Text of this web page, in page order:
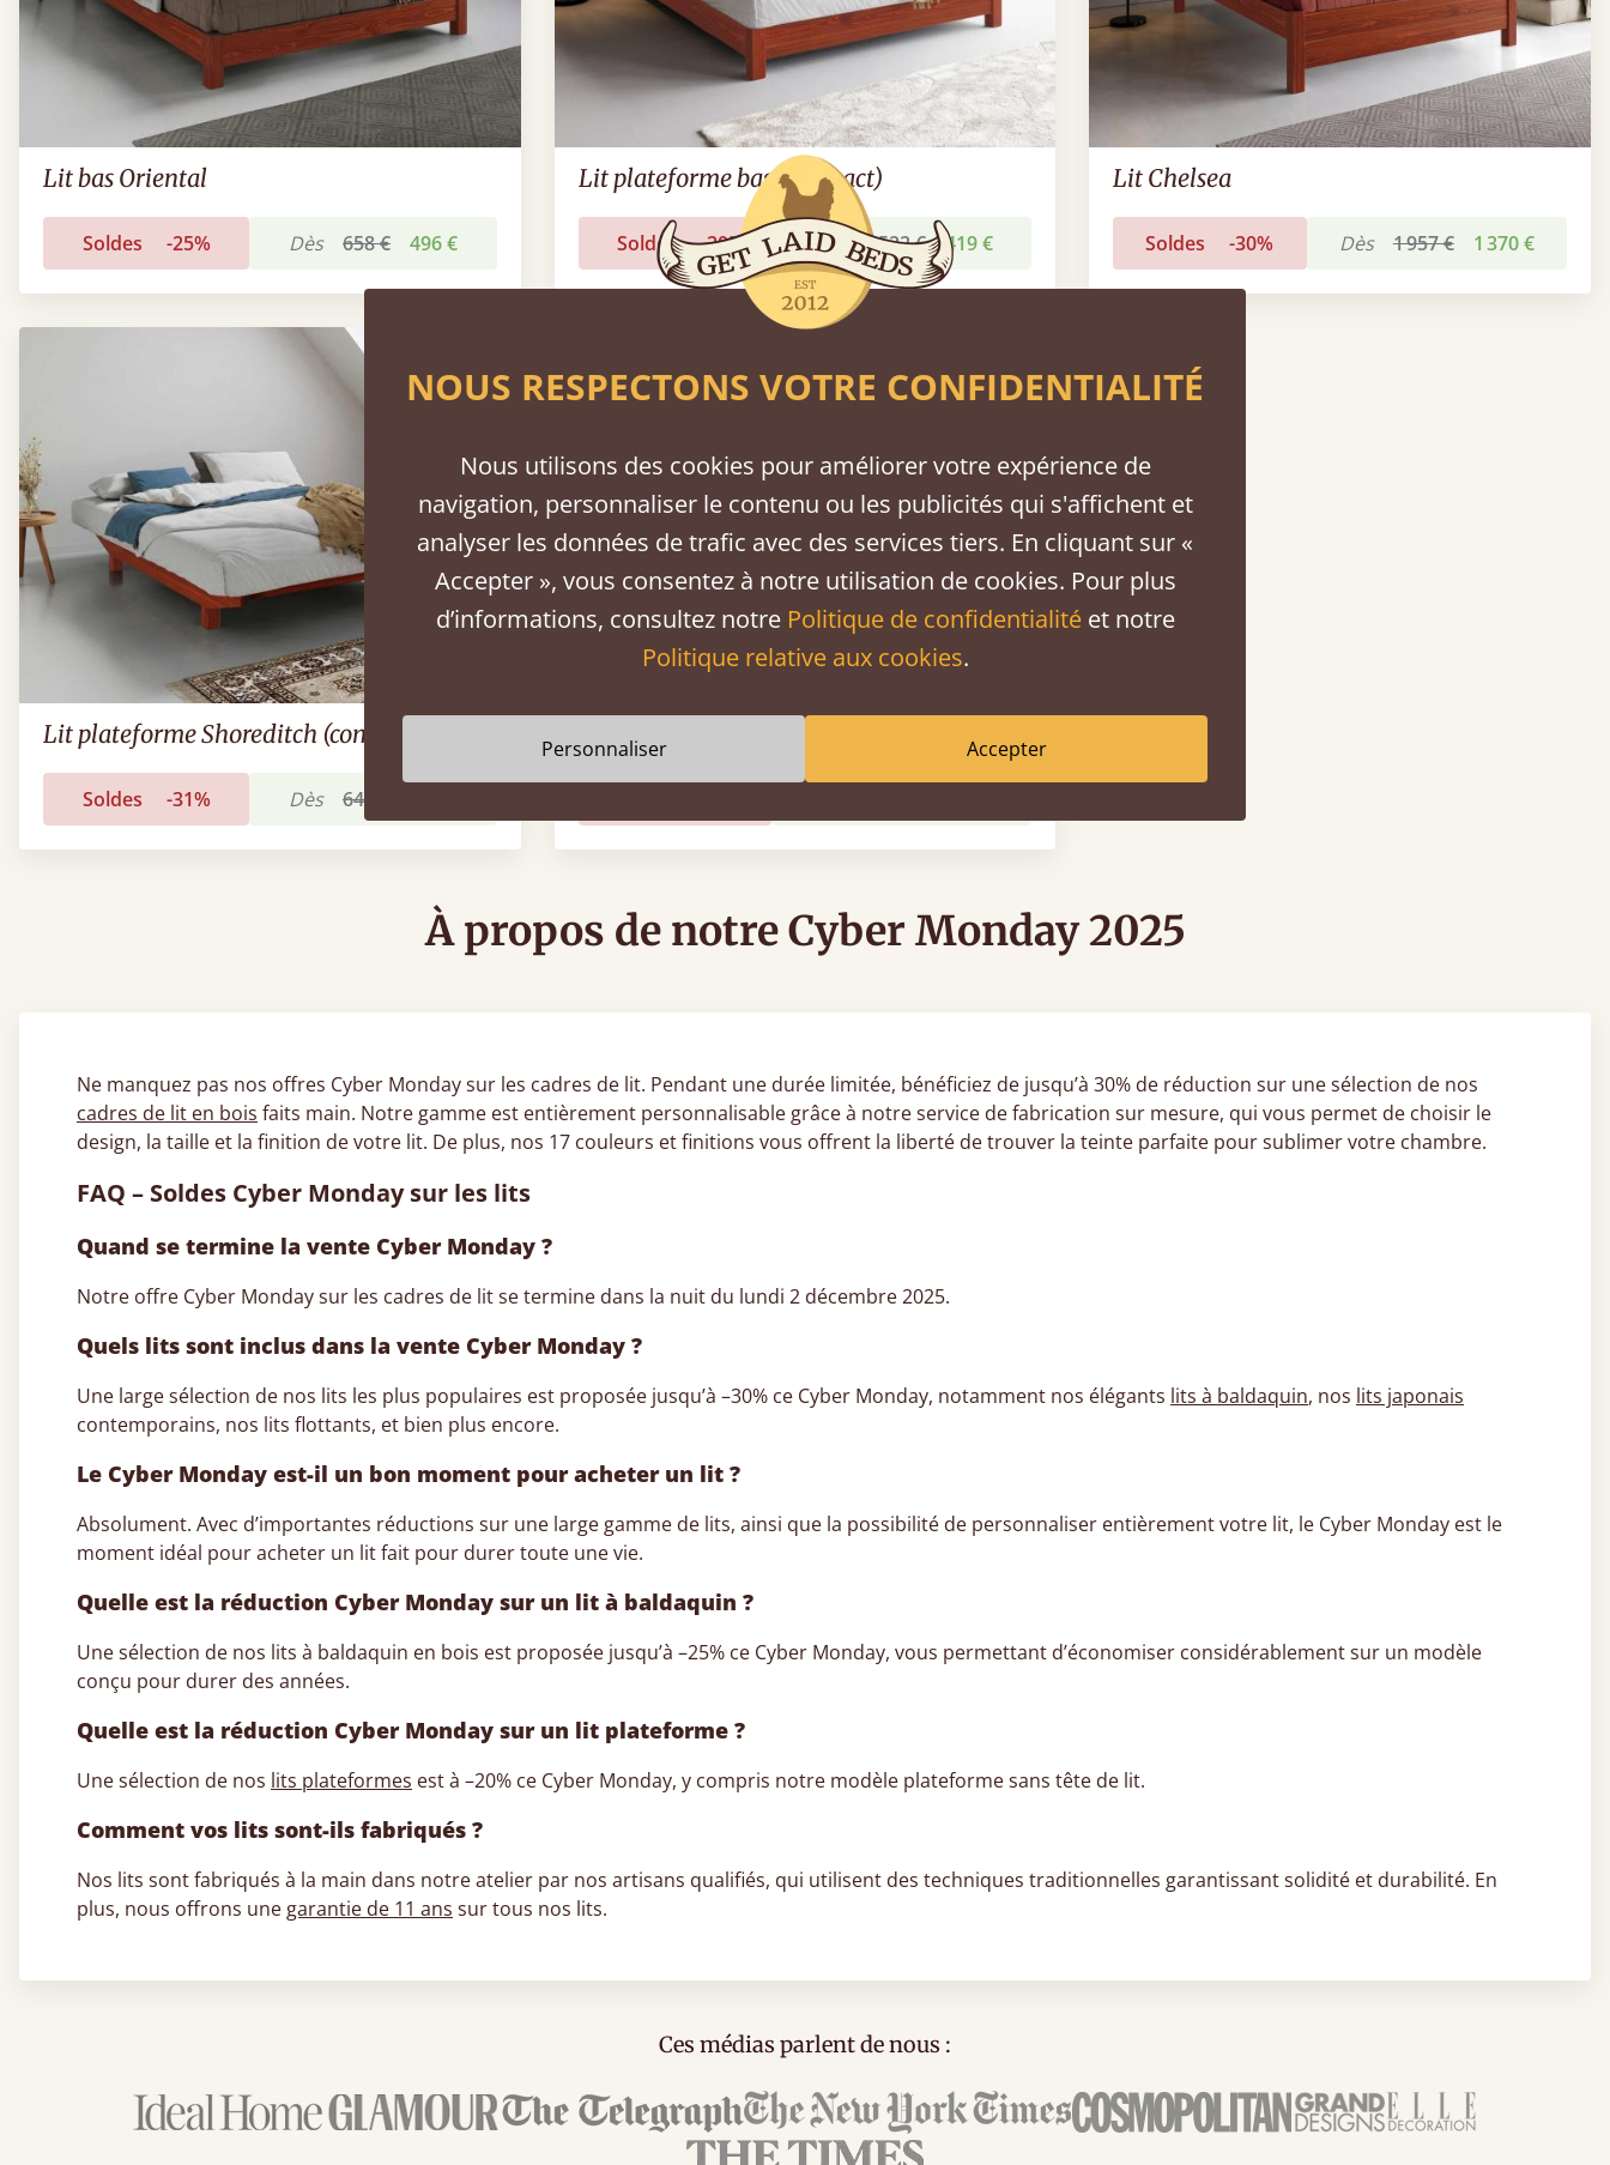
Lit bas Oriental
Soldes -25% Dès 658 € 496 €
Lit plateforme bas (compact)
Soldes -20% Dès 522 € 419 €
Lit Chelsea
Soldes -30% Dès 1 957 € 1 370 €
Lit plateforme Shoreditch (compact)
Soldes -31% Dès 646 €
Lit Kensington bas
À propos de notre Cyber Monday 2025
Ne manquez pas nos offres Cyber Monday sur les cadres de lit. Pendant une durée limitée, bénéficiez de jusqu’à 30% de réduction sur une sélection de nos
cadres de lit en bois faits main. Notre gamme est entièrement personnalisable grâce à notre service de fabrication sur mesure, qui vous permet de choisir le
design, la taille et la finition de votre lit. De plus, nos 17 couleurs et finitions vous offrent la liberté de trouver la teinte parfaite pour sublimer votre chambre.
FAQ – Soldes Cyber Monday sur les lits
Quand se termine la vente Cyber Monday ?
Notre offre Cyber Monday sur les cadres de lit se termine dans la nuit du lundi 2 décembre 2025.
Quels lits sont inclus dans la vente Cyber Monday ?
Une large sélection de nos lits les plus populaires est proposée jusqu’à –30% ce Cyber Monday, notamment nos élégants lits à baldaquin, nos lits japonais
contemporains, nos lits flottants, et bien plus encore.
Le Cyber Monday est-il un bon moment pour acheter un lit ?
Absolument. Avec d’importantes réductions sur une large gamme de lits, ainsi que la possibilité de personnaliser entièrement votre lit, le Cyber Monday est le
moment idéal pour acheter un lit fait pour durer toute une vie.
Quelle est la réduction Cyber Monday sur un lit à baldaquin ?
Une sélection de nos lits à baldaquin en bois est proposée jusqu’à –25% ce Cyber Monday, vous permettant d’économiser considérablement sur un modèle
conçu pour durer des années.
Quelle est la réduction Cyber Monday sur un lit plateforme ?
Une sélection de nos lits plateformes est à –20% ce Cyber Monday, y compris notre modèle plateforme sans tête de lit.
Comment vos lits sont-ils fabriqués ?
Nos lits sont fabriqués à la main dans notre atelier par nos artisans qualifiés, qui utilisent des techniques traditionnelles garantissant solidité et durabilité. En
plus, nous offrons une garantie de 11 ans sur tous nos lits.
Ces médias parlent de nous :
NOUS RESPECTONS VOTRE CONFIDENTIALITÉ
Nous utilisons des cookies pour améliorer votre expérience de
navigation, personnaliser le contenu ou les publicités qui s'affichent et
analyser les données de trafic avec des services tiers. En cliquant sur «
Accepter », vous consentez à notre utilisation de cookies. Pour plus
d’informations, consultez notre Politique de confidentialitéet notre
Politique relative aux cookies.
Personnaliser Accepter